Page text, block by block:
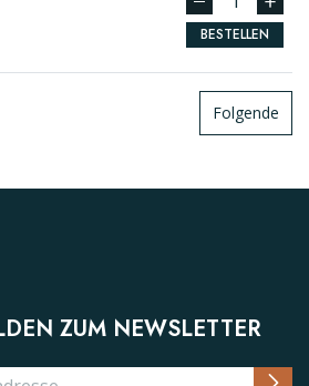
BESTELLEN
Folgende
ZUM NEWSLETTER